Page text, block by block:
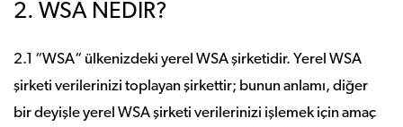
2. WSA NEDİR?
2.1 “WSA“ ülkenizdeki yerel WSA şirketidir. Yerel WSA
şirketi verilerinizi toplayan şirkettir; bunun anlamı, diğer
bir deyişle yerel WSA şirketi verilerinizi işlemek için amaç